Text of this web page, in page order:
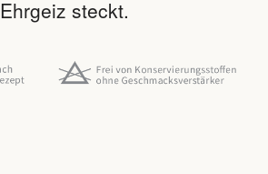
Ehrgeiz steckt.